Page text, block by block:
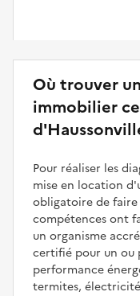
Où trouver
immobilier
Pour réaliser les
mise en location
obligatoire de
compétences ont
un organisme
certifié pour un ou
performance
termites,